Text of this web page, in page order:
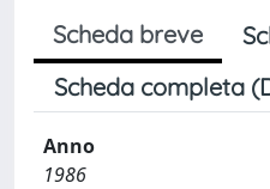
Scheda breve
Scheda completa
Anno
1986